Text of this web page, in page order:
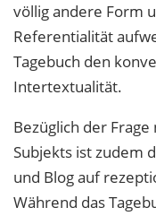
völlig andere Form
Referentialität
Tagebuch den
Intertextualität.
Bezüglich der
Subjekts ist zudem
und Blog auf
Während das